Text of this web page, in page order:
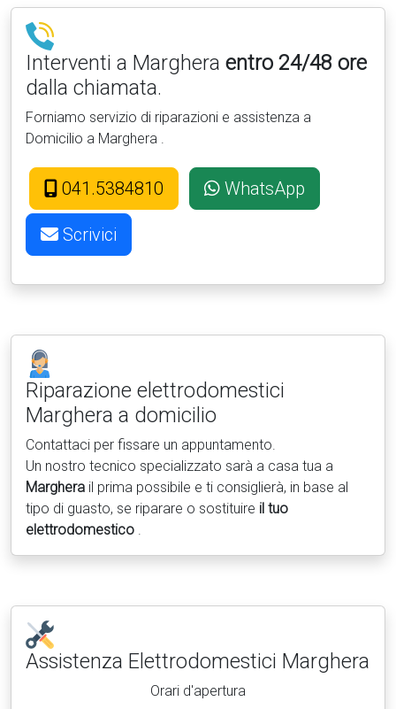
Interventi a Marghera entro 24/48 ore
dalla chiamata.
Forniamo servizio di riparazioni e assistenza a
Domicilio a Marghera .
041.5384810 WhatsApp
Scrivici
Riparazione elettrodomestici
Marghera a domicilio
Contattaci per fissare un appuntamento.
Un nostro tecnico specializzato sarà a casa tua a
Marghera il prima possibile e ti consiglierà, in base al
tipo di guasto, se riparare o sostituire il tuo
elettrodomestico .
Assistenza Elettrodomestici Marghera
Orari d'apertura